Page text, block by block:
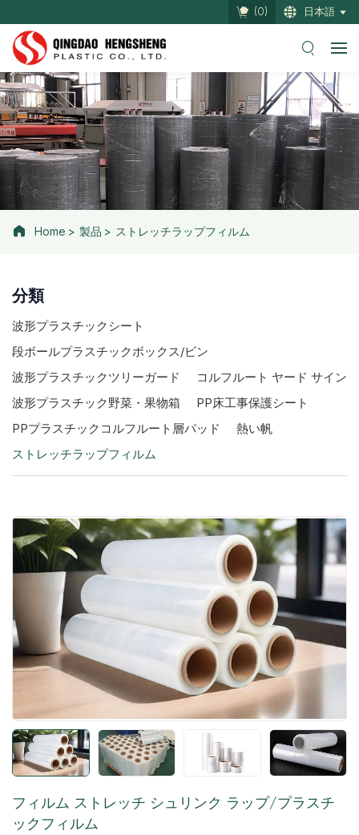
日本語
(0)
Home 製品 ストレッチラップフィルム
分類
波形プラスチックシート
段ボールプラスチックボックス/ビン
波形プラスチックツリーガード
コルフルート ヤード サイン
波形プラスチック野菜・果物箱
PP床工事保護シート
PPプラスチックコルフルート層パッド
熱い帆
ストレッチラップフィルム
フィルム ストレッチ シュリンク ラップ/プラスチ
ックフィルム